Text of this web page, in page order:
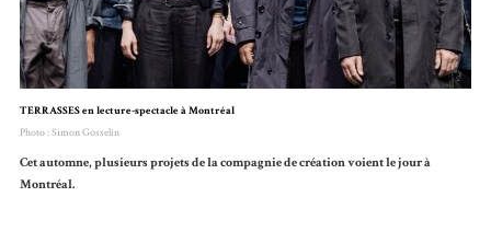
TERRASSES en lecture-spectacle à Montréal
Photo : Simon Gosselin
Cet automne, plusieurs projets de la compagnie de création voient le jour à
Montréal.